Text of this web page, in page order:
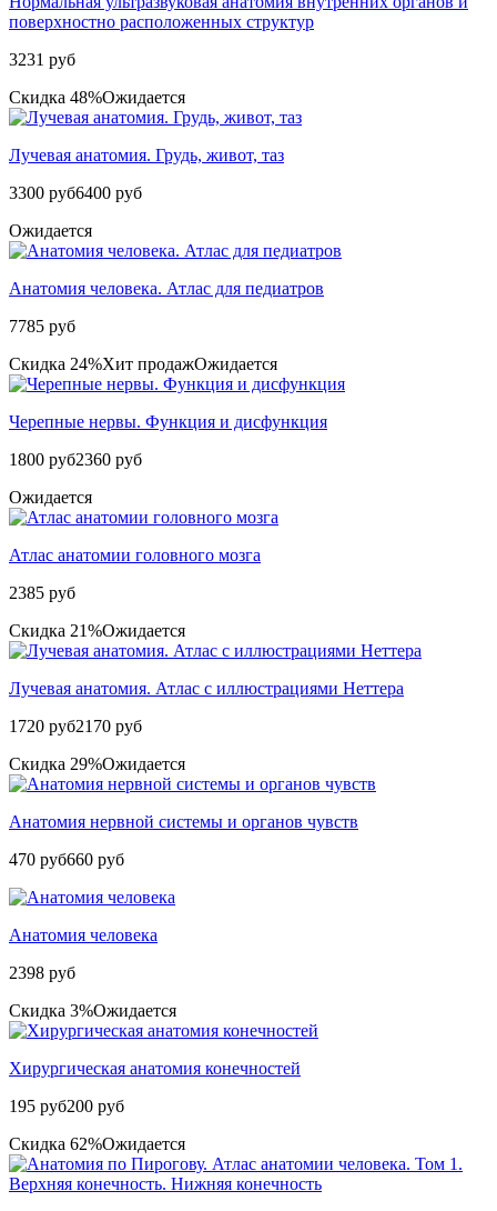
поверхностно расположенных структур
3231 руб
Скидка 48%Ожидается
Лучевая анатомия. Грудь, живот, таз
3300 руб6400 руб
Ожидается
Анатомия человека. Атлас для педиатров
7785 руб
Скидка 24%Хит продажОжидается
Черепные нервы. Функция и дисфункция
1800 руб2360 руб
Ожидается
Атлас анатомии головного мозга
2385 руб
Скидка 21%Ожидается
Лучевая анатомия. Атлас с иллюстрациями Неттера
1720 руб2170 руб
Скидка 29%Ожидается
Анатомия нервной системы и органов чувств
470 руб660 руб
Анатомия человека
2398 руб
Скидка 3%Ожидается
Хирургическая анатомия конечностей
195 руб200 руб
Скидка 62%Ожидается